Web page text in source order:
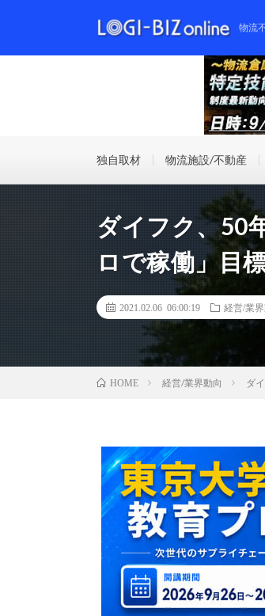
物流
独自取材 物流施設/不動産
ダイフク、50
ロで稼働」目
2021.02.06 06:00:19 経営/業界
HOME 経営/業界動向 ダ